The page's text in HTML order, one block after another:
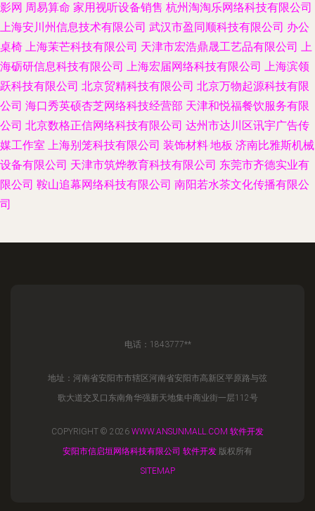
影网 周易算命 家用视听设备销售 杭州淘淘乐网络科技有限公司
上海安川州信息技术有限公司 武汉市盈同顺科技有限公司 办公
桌椅 上海茉芒科技有限公司 天津市宏浩鼎晟工艺品有限公司 上
海砺研信息科技有限公司 上海宏届网络科技有限公司 上海滨领
跃科技有限公司 北京贸精科技有限公司 北京万物起源科技有限
公司 海口秀英硕杏芝网络科技经营部 天津和悦福餐饮服务有限
公司 北京数格正信网络科技有限公司 达州市达川区讯宇广告传
媒工作室 上海别笼科技有限公司 装饰材料·地板 济南比雅斯机械
设备有限公司 天津市筑烨教育科技有限公司 东莞市齐德实业有
限公司 鞍山追幕网络科技有限公司 南阳若水茶文化传播有限公
司
电话：1843777**
地址：河南省安阳市市辖区河南省安阳市高新区平原路与弦
歌大道交叉口东南角华强新天地集中商业街一层112号
COPYRIGHT © 2026 WWW.ANSUNMALL.COM 软件开发
安阳市信启垣网络科技有限公司 软件开发 版权所有
SITEMAP